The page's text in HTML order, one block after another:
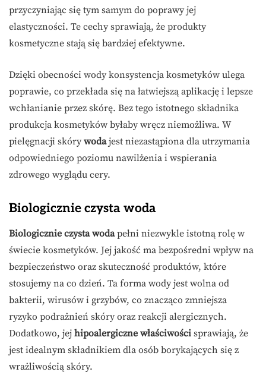
przyczyniając się tym samym do poprawy jej
elastyczności. Te cechy sprawiają, że produkty
kosmetyczne stają się bardziej efektywne.
Dzięki obecności wody konsystencja kosmetyków ulega
poprawie, co przekłada się na łatwiejszą aplikację i lepsze
wchłanianie przez skórę. Bez tego istotnego składnika
produkcja kosmetyków byłaby wręcz niemożliwa. W
pielęgnacji skóry wodajest niezastąpiona dla utrzymania
odpowiedniego poziomu nawilżenia i wspierania
zdrowego wyglądu cery.
Biologicznie czysta woda
Biologicznie czysta wodapełni niezwykle istotną rolę w
świecie kosmetyków. Jej jakość ma bezpośredni wpływ na
bezpieczeństwo oraz skuteczność produktów, które
stosujemy na co dzień. Ta forma wody jest wolna od
bakterii, wirusów i grzybów, co znacząco zmniejsza
ryzyko podrażnień skóry oraz reakcji alergicznych.
Dodatkowo, jej hipoalergiczne właściwości sprawiają, że
jest idealnym składnikiem dla osób borykających się z
wrażliwością skóry.